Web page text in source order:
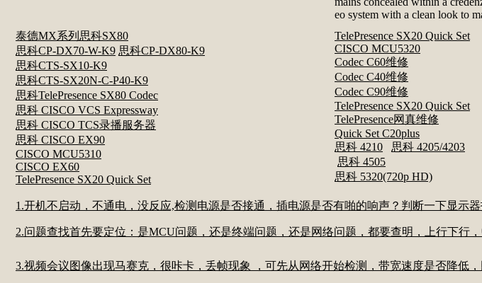
eo system with a clean look to
泰德MX系列 思科SX80
思科CP-DX70-W-K9 思科CP-DX80-K9
思科CTS-SX10-K9
思科CTS-SX20N-C-P40-K9
思科TelePresence SX80 Codec
思科 CISCO VCS Expressway
思科 CISCO TCS录播服务器
思科 CISCO EX90
CISCO MCU5310
CISCO EX60
TelePresence SX20 Quick Set
TelePresence SX20 Quick Set
CISCO MCU5320
Codec C60维修
Codec C40维修
Codec C90维修
TelePresence SX20 Quick Set
TelePresence网真维修
Quick Set C20plus
思科 4210
思科 4205/4203
思科 4505
思科 5320(720p HD)
1.开机不启动，不通电，没反应,检测电源是否接通，插电源是否有啪的响声？判断一下显示
2.问题查找首先要定位：是MCU问题，还是终端问题，还是网络问题，都要查明，上行下行
3.视频会议图像出现马赛克，很咔卡，丢帧现象 ，可先从网络开始检测，带宽速度是否降低